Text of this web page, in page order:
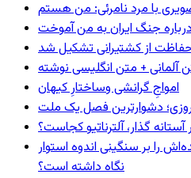
جنگ ایران به من آموخت
حفاظت از کشتیرانی تشکیل شد
آلمانی + متن انگلیسی نوشته
‌امواجِ گرانشی وساختارِ کیهان
دشوارترین فصل یک ملت
آستانه گذار، آلترناتیو کجاست؟
را بر سنگینی اندوه استوار
نگاه داشته است؟